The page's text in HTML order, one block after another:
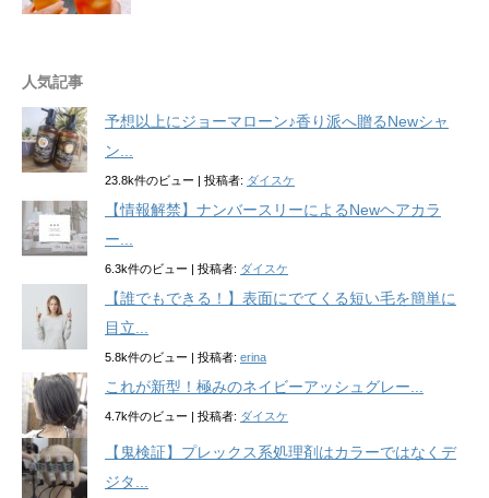
人気記事
予想以上にジョーマローン♪香り派へ贈るNewシャ
ン...
23.8k件のビュー | 投稿者: ダイスケ
【情報解禁】ナンバースリーによるNewヘアカラ
ー...
6.3k件のビュー | 投稿者: ダイスケ
【誰でもできる！】表面にでてくる短い毛を簡単に
目立...
5.8k件のビュー | 投稿者: erina
これが新型！極みのネイビーアッシュグレー...
4.7k件のビュー | 投稿者: ダイスケ
【鬼検証】プレックス系処理剤はカラーではなくデ
ジタ...